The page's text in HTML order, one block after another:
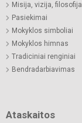
Misija, vizija, filosofija
Pasiekimai
Mokyklos simboliai
Mokyklos himnas
Tradiciniai renginiai
Bendradarbiavimas
Ataskaitos